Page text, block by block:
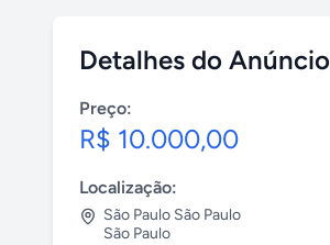
Detalhes do Anúncio
Preço:
R$ 10.000,00
Localização:
São Paulo São Paulo
São Paulo